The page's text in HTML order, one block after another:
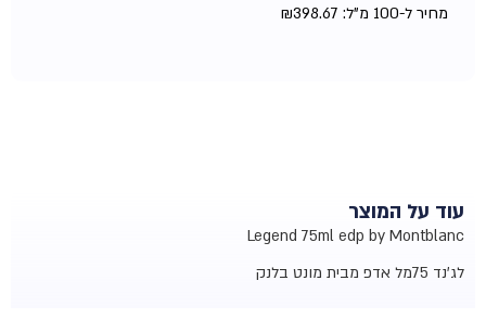
מחיר ל-100 מ"ל:
₪398.67
עוד על המוצר
Legend 75ml edp by Montblanc
לג'נד 75מל אדפ מבית מונט בלנק